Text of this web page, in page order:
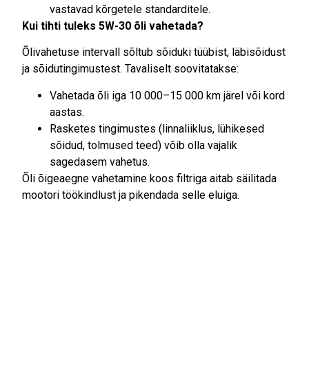
vastavad kõrgetele standarditele.
Kui tihti tuleks 5W-30 õli vahetada?
Õlivahetuse intervall sõltub sõiduki tüübist, läbisõidust
ja sõidutingimustest. Tavaliselt soovitatakse:
Vahetada õli iga 10 000–15 000 km järel või kord
aastas.
Rasketes tingimustes (linnaliiklus, lühikesed
sõidud, tolmused teed) võib olla vajalik
sagedasem vahetus.
Õli õigeaegne vahetamine koos filtriga aitab säilitada
mootori töökindlust ja pikendada selle eluiga.